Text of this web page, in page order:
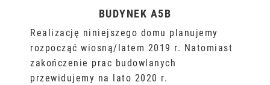
BUDYNEK A5B
Realizację niniejszego domu planujemy
rozpocząć wiosną/latem 2019 r. Natomiast
zakończenie prac budowlanych
przewidujemy na lato 2020 r.